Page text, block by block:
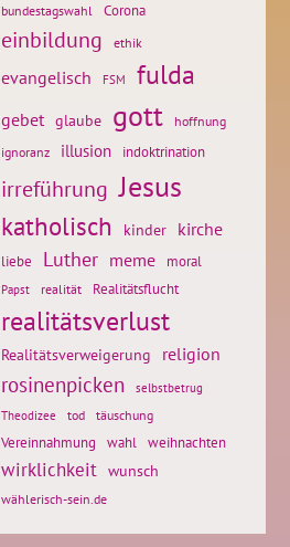
bundestagswahl Corona
einbildung ethik
evangelisch FSM fulda
gebet glaube gott
hoffnung
ignoranz
illusion indoktrination
irreführung Jesus
katholisch kinder kirche
liebe Luther meme moral
Papst realität Realitätsflucht
realitätsverlust
Realitätsverweigerung religion
rosinenpicken
selbstbetrug
Theodizee
tod täuschung
Vereinnahmung wahl weihnachten
wirklichkeit wunsch
wählerisch-sein.de